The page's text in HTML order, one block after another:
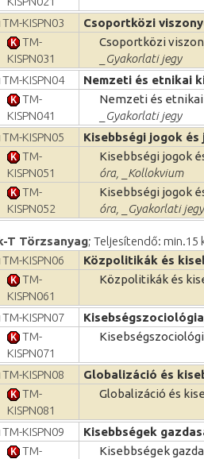
TM-KISPN03 Csoportközi
TM-
KISPN031
Csoportközi
_Gyakorlati jegy
TM-KISPN04 Nemzeti és etnikai
TM-
KISPN041
Nemzeti és
_Gyakorlati jegy
TM-KISPN05 Kisebbségi jogok
TM-
KISPN051
Kisebbségi jogok
óra, _Kollokvium
TM-
KISPN052
Kisebbségi jogok
óra, _Gyakorlati jegy
T Törzsanyag; Teljesítendő: min.15
TM-KISPN06
Közpolitikák és
TM-
KISPN061
Közpolitikák és
TM-KISPN07 Kisebségszociológia
TM-
KISPN071
TM-KISPN08 Globalizáció és
TM-
KISPN081
Globalizáció és
TM-KISPN09 Kisebbségek
TM-
Kisebbségek